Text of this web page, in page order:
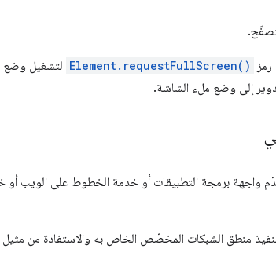
Element.requestFullScreen() لتشغيل وضع
إلى وضع ملء الشاشة.
واجهة برمجة التطبيقات أو خدمة الخطوط على الويب
تنفيذ منطق الشبكات المخصّص الخاص به والاستفادة من